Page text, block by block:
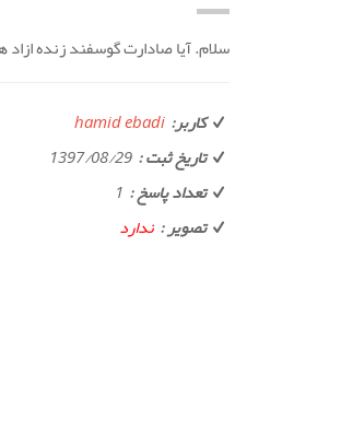
سلام. آیا صادارت گوسفند زنده
کاربر: hamid ebadi
تاریخ ثبت : 1397/08/29
تعداد پاسخ : 1
تصویر : ندارد